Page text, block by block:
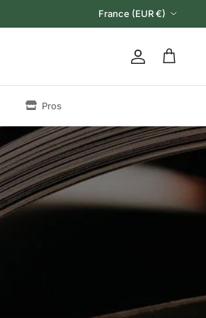
France (EUR €)
Compte
Panier
Pros